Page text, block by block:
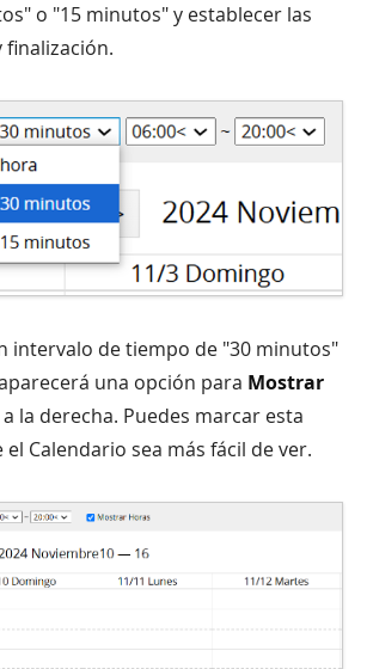
o "15 minutos" y establecer las
finalización.
intervalo de tiempo de "30 minutos"
una opción para Mostrar
a la derecha. Puedes marcar esta
Calendario sea más fácil de ver.